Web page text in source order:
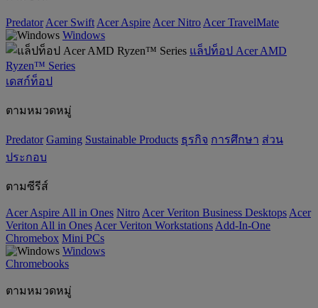
Predator Acer Swift Acer Aspire Acer Nitro Acer TravelMate
Windows
แล็ปท็อป Acer AMD
Ryzen™ Series
เดสก์ท็อป
ตามหมวดหมู่
Predator Gaming ‌Sustainable Products ธุรกิจ การศึกษา ส่วน
ประกอบ
ตามซีรีส์
Acer Aspire All in Ones Nitro Acer Veriton Business Desktops Acer
Veriton All in Ones Acer Veriton Workstations Add-In-One
Chromebox Mini PCs
Windows
Chromebooks
ตามหมวดหมู่